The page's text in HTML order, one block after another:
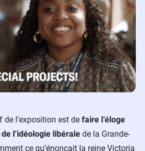
de l’exposition est de faire l’éloge
l’idéologie libérale de la Grande-
ce qu’énonçait la reine Victoria